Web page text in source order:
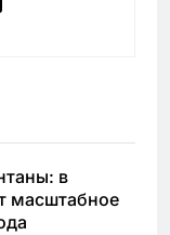
в
масштабное